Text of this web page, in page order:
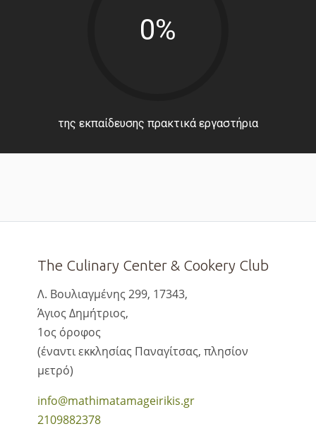
0%
της εκπαίδευσης πρακτικά εργαστήρια
The Culinary Center & Cookery Club
Λ. Βουλιαγμένης 299, 17343,
Άγιος Δημήτριος,
1ος όροφος
(έναντι εκκλησίας Παναγίτσας, πλησίον
μετρό)
info@mathimatamageirikis.gr
2109882378